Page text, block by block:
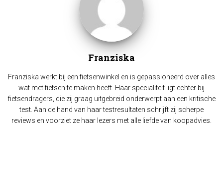
Franziska
Franziska werkt bij een fietsenwinkel en is gepassioneerd over alles
wat met fietsen te maken heeft. Haar specialiteit ligt echter bij
fietsendragers, die zij graag uitgebreid onderwerpt aan een kritische
test. Aan de hand van haar testresultaten schrijft zij scherpe
reviews en voorziet ze haar lezers met alle liefde van koopadvies.